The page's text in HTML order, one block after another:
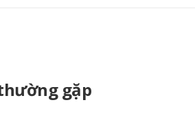
gặp